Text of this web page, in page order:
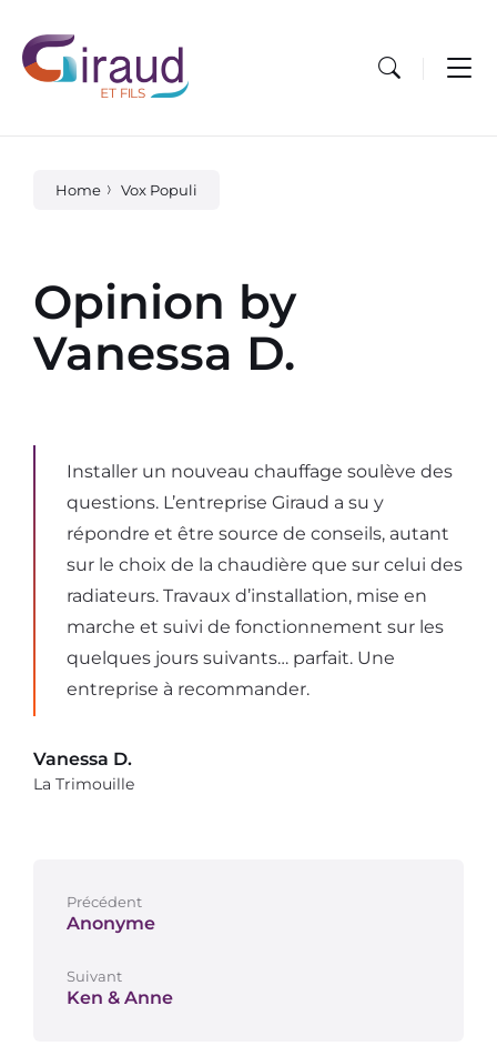
content
main
navigation
footer
Home Vox Populi
Opinion by
Vanessa D.
Installer un nouveau chauffage soulève des
questions. L’entreprise Giraud a su y
répondre et être source de conseils, autant
sur le choix de la chaudière que sur celui des
radiateurs. Travaux d’installation, mise en
marche et suivi de fonctionnement sur les
quelques jours suivants… parfait. Une
entreprise à recommander.
Vanessa D.
La Trimouille
Précédent
Anonyme
Suivant
Ken & Anne